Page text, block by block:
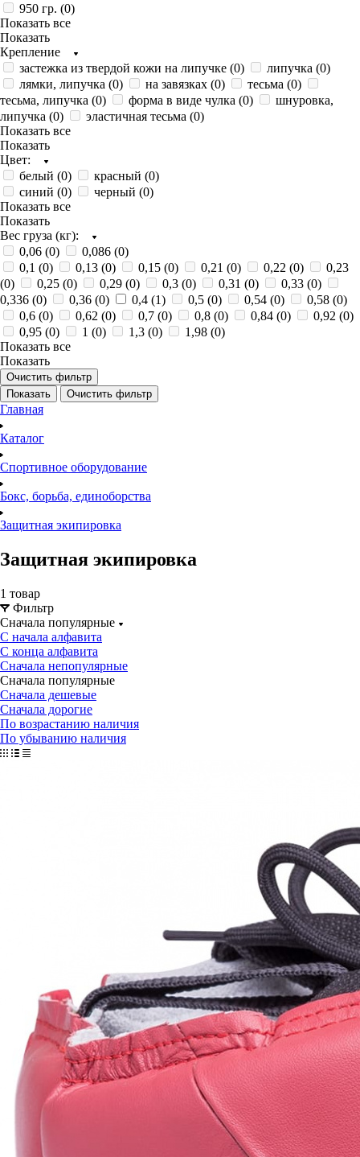
950 гр. (0)
Показать все
Показать
Крепление
застежка из твердой кожи на липучке (0) липучка (0)
лямки, липучка (0) на завязках (0) тесьма (0)
тесьма, липучка (0) форма в виде чулка (0)
шнуровка,
липучка (0) эластичная тесьма (0)
Показать все
Показать
Цвет:
белый (0) красный (0)
синий (0) черный (0)
Показать все
Показать
Вес груза (кг):
0,06 (0) 0,086 (0)
0,1 (0) 0,13 (0) 0,15 (0) 0,21 (0) 0,22 (0)
0,23
(0) 0,25 (0) 0,29 (0) 0,3 (0) 0,31 (0) 0,33 (0)
0,336 (0) 0,36 (0) 0,4 (1) 0,5 (0) 0,54 (0) 0,58 (0)
0,6 (0) 0,62 (0) 0,7 (0) 0,8 (0) 0,84 (0) 0,92 (0)
0,95 (0) 1 (0) 1,3 (0) 1,98 (0)
Показать все
Показать
Очистить фильтр
Показать
Очистить фильтр
Главная
Каталог
Спортивное оборудование
Бокс, борьба, единоборства
Защитная экипировка
Защитная экипировка
1 товар
Фильтр
Сначала популярные
С начала алфавита
С конца алфавита
Сначала непопулярные
Сначала популярные
Сначала дешевые
Сначала дорогие
По возрастанию наличия
По убыванию наличия